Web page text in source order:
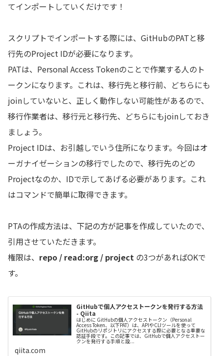
てインポートしていくだけです！
スクリプトでインポートする際には、GitHubのPATと移
行先のProject IDが必要になります。
PATは、Personal Access Tokenのことで作業する人のト
ークンになります。これは、移行先と移行前、どちらにも
joinしていないと、正しく動作しない可能性があるので、
移行作業者は、移行元と移行先、どちらにもjoinしておき
ましょう。
Project IDは、お引越しでいう住所になります。今回はオ
ーガナイゼーションの移行でしたので、移行先のどの
Projectなのか、IDで示してあげる必要があります。これ
はコマンドで簡単に取得できます。
PTAの作成方法は、下記の方が記事を作成していたので、
引用させていただきます。
権限は、 repo / read:org / project の3つがあればOKで
す。
GitHubで個人アクセストークンを発行する方法
- Qiita
はじめに GitHubの個人アクセストークン（Personal
Access Token、以下PAT）は、APIやCLIツールを使って
GitHubのリポジトリにアクセスする際に必要となる重要な
認証手段です。この記事では、GitHubで個人アクセストー
クンを発行する手順と設...
qiita.com